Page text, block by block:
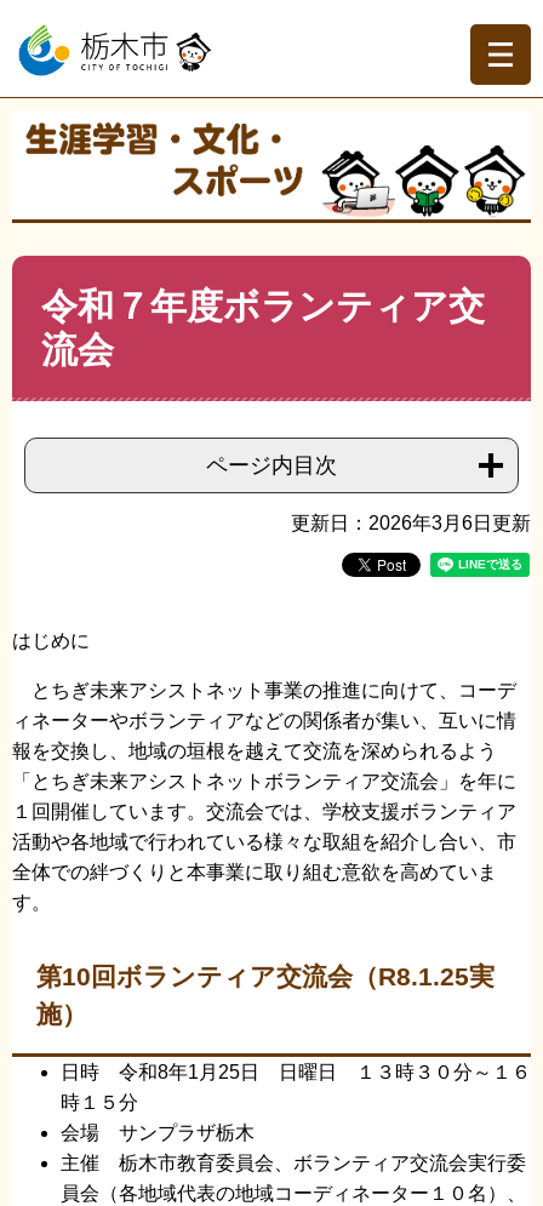
ー
の
ニ
ー
て
本
現在地
生涯学習・文化・スポーツ >生涯学習>
ボランティア・地域連携>
令和７年度ボランティア交流
会
令和７年度ボランティア交
流会
ページ内目次
更新日：2026年3月6日更新
はじめに
とちぎ未来アシストネット事業の推進に向けて、コーデ
ィネーターやボランティアなどの関係者が集い、互いに情
報を交換し、地域の垣根を越えて交流を深められるよう
「とちぎ未来アシストネットボランティア交流会」を年に
１回開催しています。交流会では、学校支援ボランティア
活動や各地域で行われている様々な取組を紹介し合い、市
全体での絆づくりと本事業に取り組む意欲を高めていま
す。
第10回ボランティア交流会（R8.1.25実
施）
日時 令和8年1月25日 日曜日 １３時３０分～１６
時１５分
会場 サンプラザ栃木
主催 栃木市教育委員会、ボランティア交流会実行委
員会（各地域代表の地域コーディネーター１０名）、